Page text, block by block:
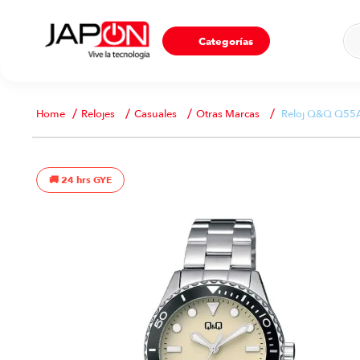
Categorías
Relojes Casuales Otras Marcas Reloj Q&Q
24 hrs GYE